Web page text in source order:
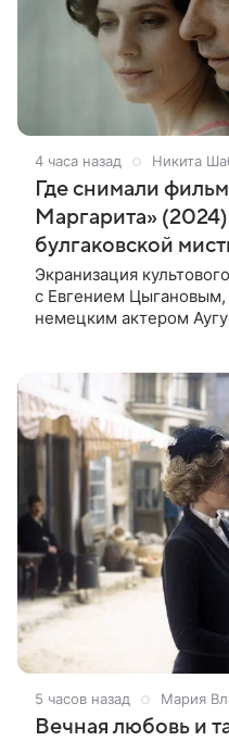
4 часа назад Никита
Где снимали
Маргарита»
булгаковской
Экранизация
с Евгением
немецким актером
5 часов назад Мария
Вечная любовь и